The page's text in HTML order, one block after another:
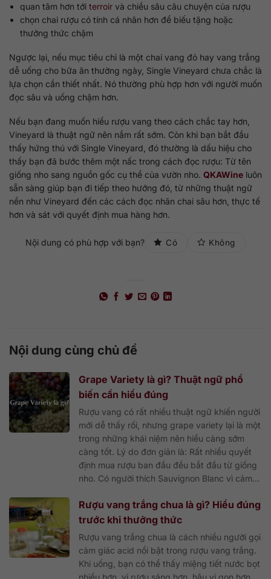
quan tâm hơn tớiterroir và chiều sâu câu chuyện của rượu
chọn chai rượu có tính cá nhân hơn để biếu tặng hoặc
thưởng thức chậm
Ngược lại, nếu mục tiêu chỉ là một chai vang đỏ hay vang trắng
dễ uống cho bữa ăn thường ngày, Single Vineyard chưa chắc là
lựa chọn cần thiết nhất. Nó thường phù hợp hơn với người muốn
đọc sâu và uống chậm hơn.
Nếu bạn đang muốn hiểu rượu vang theo cách chắc tay hơn,
Vineyard là thuật ngữ nên nắm rất sớm. Còn khi bạn bắt đầu
thấy hứng thú với Single Vineyard, đó thường là dấu hiệu cho
thấy bạn đã bước thêm một nấc trong cách đọc rượu: Từ tên
giống nho sang nguồn gốc cụ thể của vườn nho. QKAWine luôn
sẵn sàng giúp bạn đi tiếp theo hướng đó, từ những thuật ngữ
nền như Vineyard đến các cách đọc nhãn chai sâu hơn, thực tế
hơn và sát với quyết định mua hàng hơn.
Nội dung có phù hợp với bạn? Có Không
Nội dung cùng chủ đề
Grape Variety là gì? Thuật ngữ phổ
biến cần hiểu đúng
Rượu vang có rất nhiều thuật ngữ khiến người
mới dễ thấy rối, nhưng grape variety lại là một
trong những khái niệm nên hiểu càng sớm
càng tốt. Lý do đơn giản là: Rất nhiều quyết
định mua rượu ban đầu đều bắt đầu từ giống
nho. Có người thích Sauvignon Blanc vì cảm...
Rượu vang trắng chua là gì? Hiểu đúng
trước khi thưởng thức
Rượu vang trắng chua là cách nhiều người gọi
cảm giác acid nổi bật trong rượu vang trắng.
Khi uống, bạn có thể thấy miệng tiết nước bọt